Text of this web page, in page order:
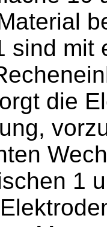
sind mit
die
1